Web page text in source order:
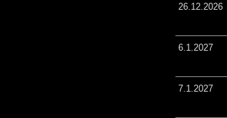
26.12.2026
6.1.2027
7.1.2027